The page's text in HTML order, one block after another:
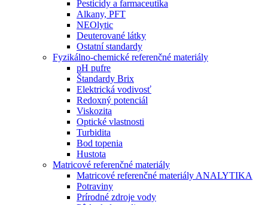
Pesticidy a farmaceutika
Alkany, PFT
NEOlytic
Deuterované látky
Ostatní standardy
Fyzikálno-chemické referenčné materiály
pH pufre
Štandardy Brix
Elektrická vodivosť
Redoxný potenciál
Viskozita
Optické vlastnosti
Turbidita
Bod topenia
Hustota
Matricové referenčné materiály
Matricové referenčné materiály ANALYTIKA
Potraviny
Prírodné zdroje vody